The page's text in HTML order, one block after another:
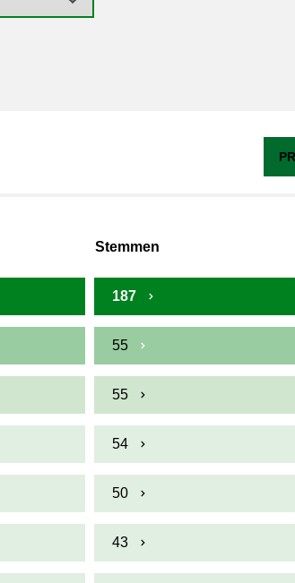
Stemmen
187
55
55
54
50
43